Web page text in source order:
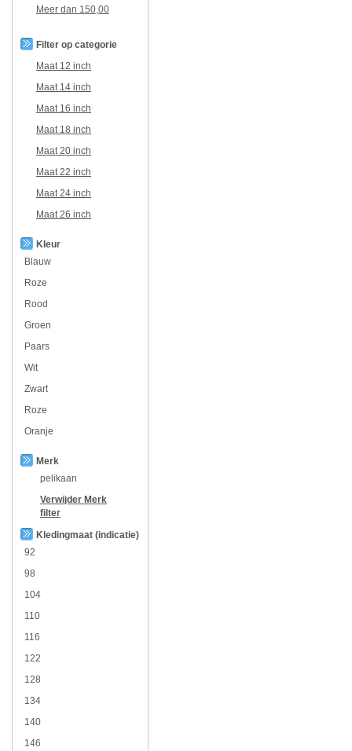
Meer dan 150,00
Filter op categorie
Maat 12 inch
Maat 14 inch
Maat 16 inch
Maat 18 inch
Maat 20 inch
Maat 22 inch
Maat 24 inch
Maat 26 inch
Kleur
Blauw
Roze
Rood
Groen
Paars
Wit
Zwart
Roze
Oranje
Merk
pelikaan
Verwijder Merk
filter
Kledingmaat (indicatie)
92
98
104
110
116
122
128
134
140
146